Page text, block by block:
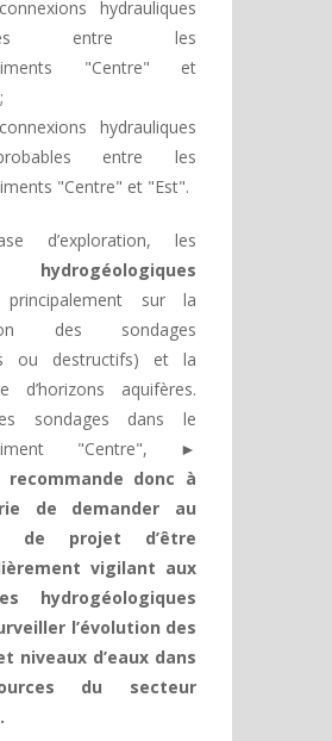
hydrauliques
entre les
"Centre" et
hydrauliques
entre les
"Centre" et "Est".
d’exploration, les
hydrogéologiques
sur la
des sondages
ou destructifs) et la
d’horizons aquifères.
sondages dans le
"Centre", ►
recommande donc à
de demander au
de projet d’être
vigilant aux
hydrogéologiques
l’évolution des
niveaux d’eaux dans
du secteur